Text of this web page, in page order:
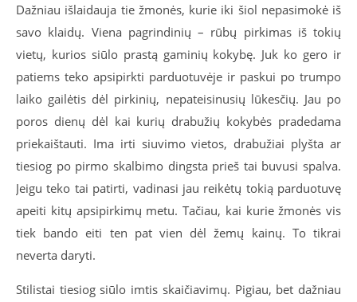
Dažniau išlaidauja tie žmonės, kurie iki šiol nepasimokė iš
savo klaidų. Viena pagrindinių – rūbų pirkimas iš tokių
vietų, kurios siūlo prastą gaminių kokybę. Juk ko gero ir
patiems teko apsipirkti parduotuvėje ir paskui po trumpo
laiko gailėtis dėl pirkinių, nepateisinusių lūkesčių. Jau po
poros dienų dėl kai kurių drabužių kokybės pradedama
priekaištauti. Ima irti siuvimo vietos, drabužiai plyšta ar
tiesiog po pirmo skalbimo dingsta prieš tai buvusi spalva.
Jeigu teko tai patirti, vadinasi jau reikėtų tokią parduotuvę
apeiti kitų apsipirkimų metu. Tačiau, kai kurie žmonės vis
tiek bando eiti ten pat vien dėl žemų kainų. To tikrai
neverta daryti.
Stilistai tiesiog siūlo imtis skaičiavimų. Pigiau, bet dažniau